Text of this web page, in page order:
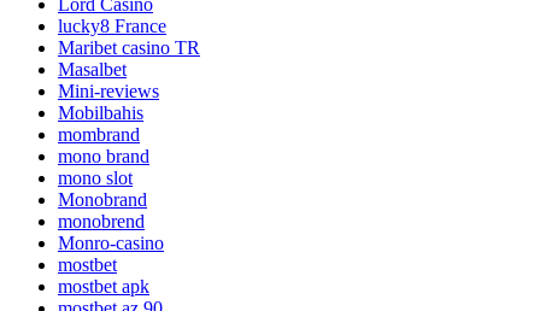
lucky8 France
Maribet casino TR
Masalbet
Mini-reviews
Mobilbahis
mombrand
mono brand
mono slot
Monobrand
monobrend
Monro-casino
mostbet
mostbet apk